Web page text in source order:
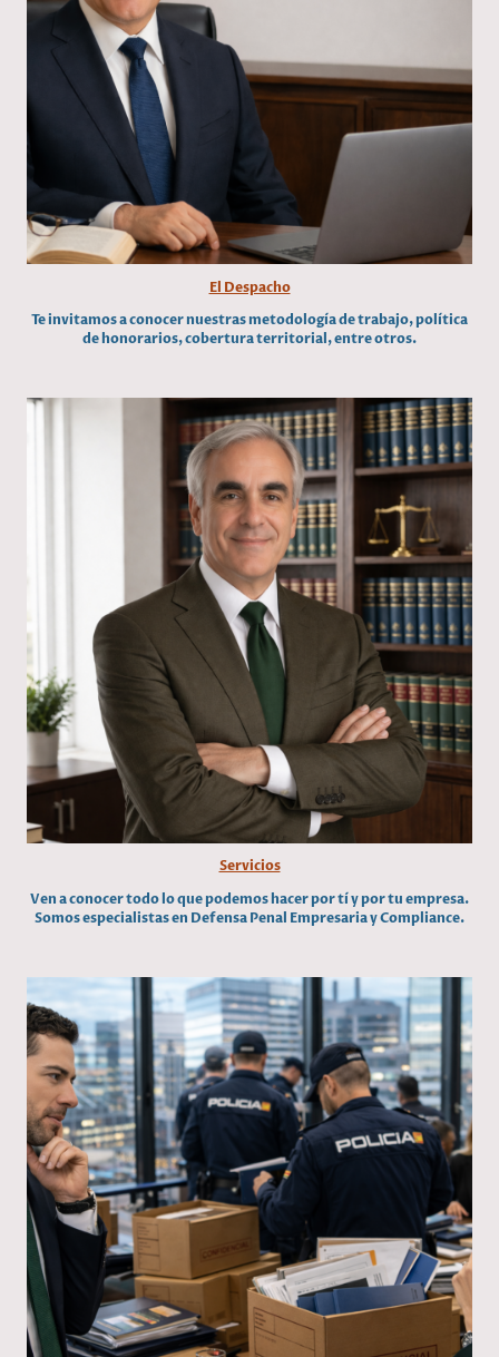
El Despacho
Te invitamos a conocer nuestras metodología de trabajo, política
de honorarios, cobertura territorial, entre otros.
Servicios
Ven a conocer todo lo que podemos hacer por tí y por tu empresa.
Somos especialistas en Defensa Penal Empresaria y Compliance.